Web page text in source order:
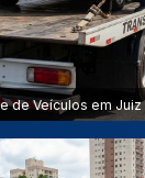
de Veículos em Juiz